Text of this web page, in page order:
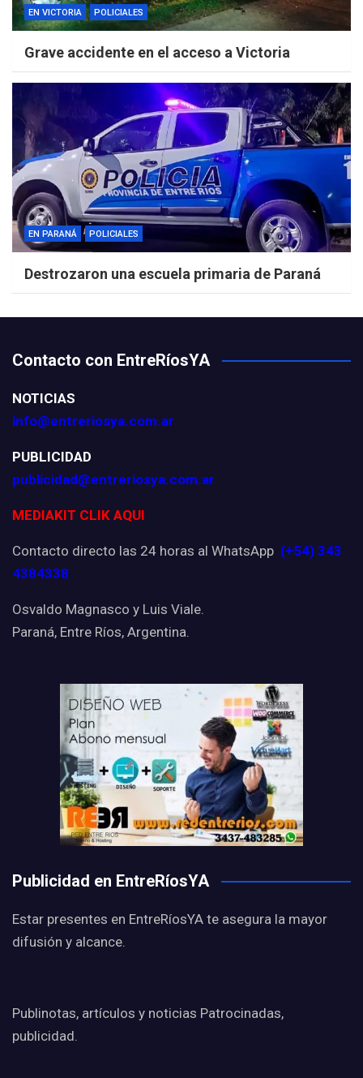
EN VICTORIA POLICIALES
Grave accidente en el acceso a Victoria
EN PARANÁ POLICIALES
Destrozaron una escuela primaria de Paraná
Contacto con EntreRíosYA
NOTICIAS
info@entreriosya.com.ar
PUBLICIDAD
publicidad@entreriosya.com.ar
MEDIAKIT CLIK AQUI
Contacto directo las 24 horas al WhatsApp (+54) 343
4384338
Osvaldo Magnasco y Luis Viale.
Paraná, Entre Ríos, Argentina.
Publicidad en EntreRíosYA
Estar presentes en EntreRíosYA te asegura la mayor
difusión y alcance.
Publinotas, artículos y noticias Patrocinadas,
publicidad.